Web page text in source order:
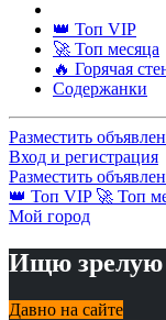
👑 Топ VIP
🚀 Топ месяца
🔥 Горячая
Содержанки
Разместить
Вход и регистрация
Разместить
👑 Топ VIP 🚀 Топ
Мой город
Ищю
Давно на сайте